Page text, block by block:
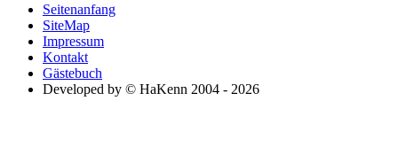
Seitenanfang
SiteMap
Impressum
Kontakt
Gästebuch
Developed by © HaKenn 2004 - 2026